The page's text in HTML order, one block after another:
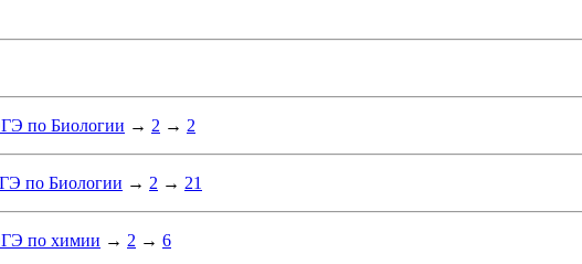
по Биологии → 2 → 2
по Биологии → 2 → 21
по химии → 2 → 6